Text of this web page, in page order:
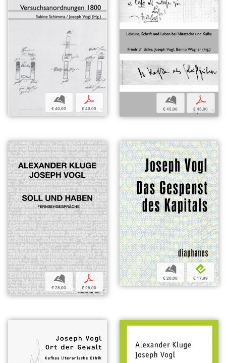
b
€ 40,00
p
€ 40,00
b
€ 45,00
p
€ 45,00
b
€ 28,00
p
€ 28,00
b
€ 20,00
e
€ 17,99